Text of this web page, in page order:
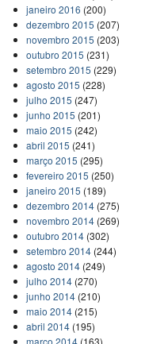
janeiro 2016 (200)
dezembro 2015 (207)
novembro 2015 (203)
outubro 2015 (231)
setembro 2015 (229)
agosto 2015 (228)
julho 2015 (247)
junho 2015 (201)
maio 2015 (242)
abril 2015 (241)
março 2015 (295)
fevereiro 2015 (250)
janeiro 2015 (189)
dezembro 2014(275)
novembro 2014(269)
outubro 2014(302)
setembro 2014(244)
agosto 2014(249)
julho 2014(270)
junho 2014(210)
maio 2014(215)
abril 2014(195)